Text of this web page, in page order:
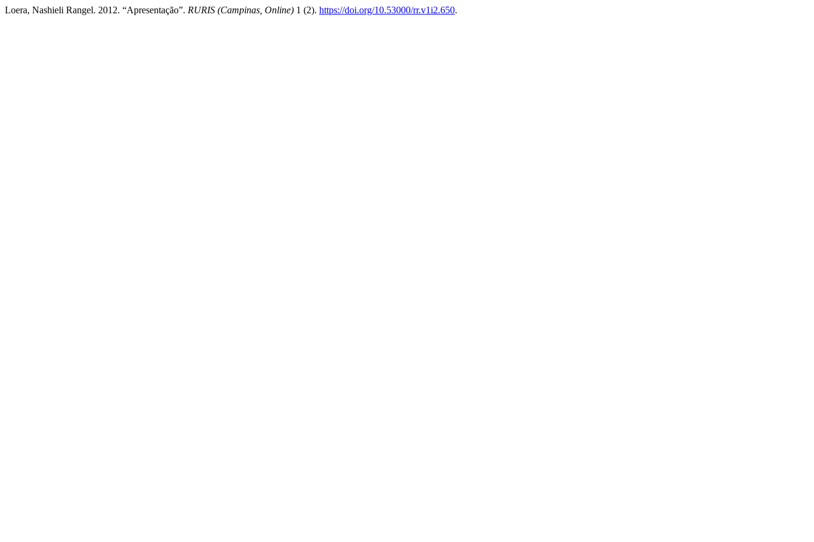
Loera, Nashieli Rangel. 2012. “Apresentação”. RURIS (Campinas, Online) 1 (2). https://doi.org/10.53000/rr.v1i2.650.